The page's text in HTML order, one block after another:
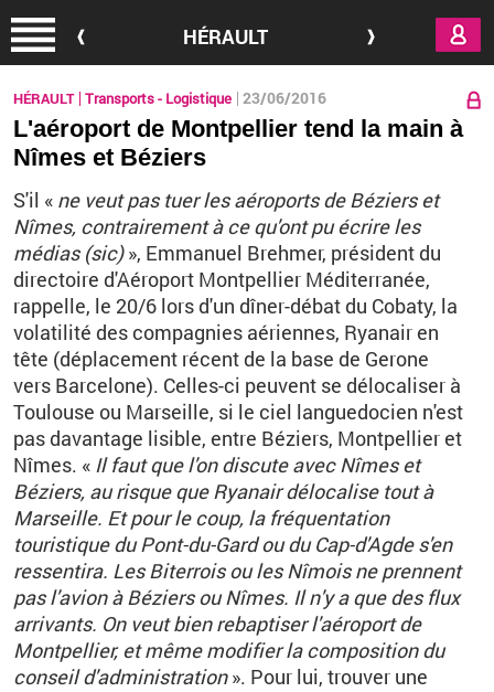
HÉRAULT
HÉRAULT Transports - Logistique 23/06/2016
L'aéroport de Montpellier tend la main à
Nîmes et Béziers
S'il « ne veut pas tuer les aéroports de Béziers et
Nîmes, contrairement à ce qu'ont pu écrire les
médias (sic)», Emmanuel Brehmer, président du
directoire d'Aéroport Montpellier Méditerranée,
rappelle, le 20/6 lors d'un dîner-débat du Cobaty, la
volatilité des compagnies aériennes, Ryanair en
tête (déplacement récent de la base de Gerone
vers Barcelone). Celles-ci peuvent se délocaliser à
Toulouse ou Marseille, si le ciel languedocien n'est
pas davantage lisible, entre Béziers, Montpellier et
Nîmes. « Il faut que l'on discute avec Nîmes et
Béziers, au risque que Ryanair délocalise tout à
Marseille. Et pour le coup, la fréquentation
touristique du Pont-du-Gard ou du Cap-d'Agde s'en
ressentira. Les Biterrois ou les Nîmois ne prennent
pas l'avion à Béziers ou Nîmes. Il n'y a que des flux
arrivants. On veut bien rebaptiser l'aéroport de
Montpellier, et même modifier la composition du
conseil d'administration». Pour lui, trouver une